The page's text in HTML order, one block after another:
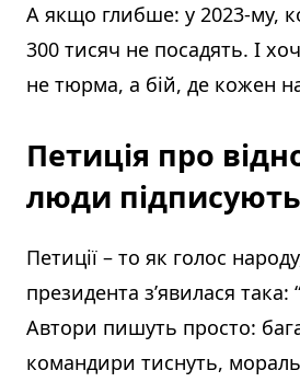
А якщо глибше: у 2023-му,
300 тисяч не посадять. І
не тюрма, а бій, де кожен
Петиція про
люди
Петиції – то як голос
президента з’явилася
Автори пишуть просто:
командири тиснуть,